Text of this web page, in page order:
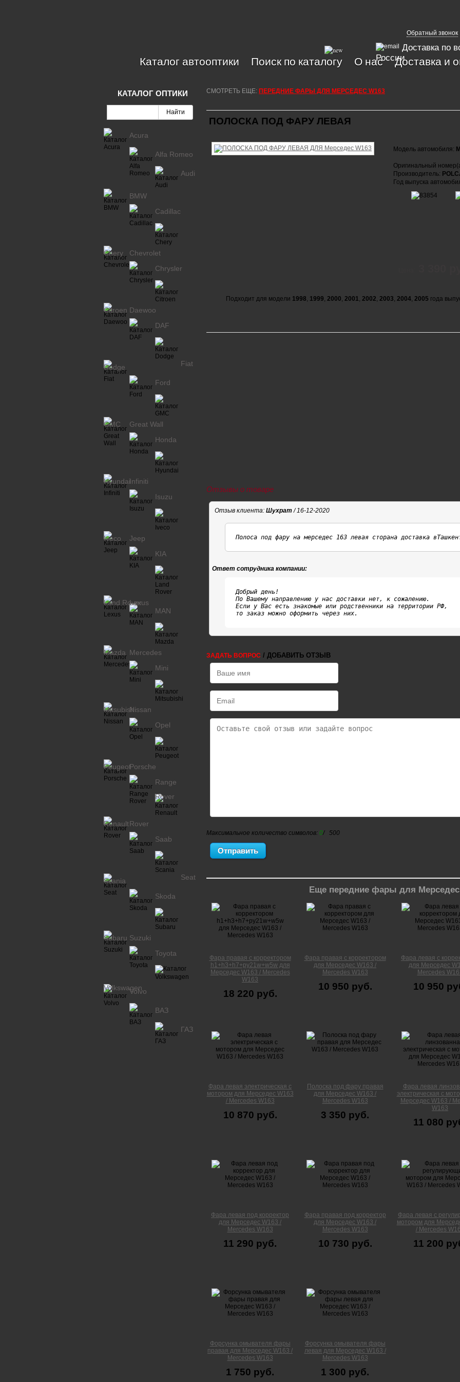
Обратный звонок
Доставка по
России
Каталог автооптики Поиск по каталогу О нас Доставка и
СМОТРЕТЬ ЕЩЕ: ПЕРЕДНИЕ ФАРЫ ДЛЯ МЕРСЕДЕС W163
ПОЛОСКА ПОД ФАРУ ЛЕВАЯ
Модель автомобиля:
Оригинальный
Производитель:
Год выпуска
Подходит для модели 1998, 1999, 2000, 2001, 2002, 2003, 2004, 2005 года
Отзывы о товаре
Отзыв клиента: Шухрат/ 16-12-2020
Полоса под фару на мерседес 163 левая сторана доставка
Ответ сотрудника компании:
Добрый день!
По Вашему направлению у нас доставки нет, к сожалению.
Если у Вас есть знакомые или родственники на территории РФ,
то заказ можно оформить через них.
ЗАДАТЬ ВОПРОС / ДОБАВИТЬ ОТЗЫВ
Максимальное количество символов: 0/ 500
Еще передние фары для Мерседес
Фара правая с корректором
h1+h3+h7+py21w+w5w для
Мерседес W163 / Mercedes
W163
18 220 руб.
Фара правая с корректором
для Мерседес W163 /
Mercedes W163
10 950 руб.
Фара левая с
для Мерседес
Mercedes
10 950
Фара левая электрическая с
мотором для Мерседес W163
/ Mercedes W163
10 870 руб.
Полоска под фару правая
для Мерседес W163 /
Mercedes W163
3 350 руб.
Фара левая
электрическая с
Мерседес W163 /
W163
11 080
Фара левая под корректор
для Мерседес W163 /
Mercedes W163
11 290 руб.
Фара правая под корректор
для Мерседес W163 /
Mercedes W163
10 730 руб.
Фара левая с
мотором для
/ Mercedes
11 200
Форсунка омывателя фары
правая для Мерседес W163 /
Mercedes W163
1 750 руб.
Форсунка омывателя фары
левая для Мерседес W163 /
Mercedes W163
1 300 руб.
КАТАЛОГ ОПТИКИ
Acura
Alfa Romeo
Audi
BMW
Cadillac
Chery
Chevrolet
Chrysler
Citroen Daewoo
DAF
Dodge Fiat
Ford
GMC
Great Wall
Honda
HyundaiInfiniti
Isuzu
Iveco
Jeep
KIA
Land Rover
Lexus
MAN
Mazda Mercedes
Mini
MitsubishiNissan
Opel
PeugeotPorsche
Range
Rover
RenaultRover
Saab
Scania Seat
Skoda
Subaru Suzuki
Toyota
Volkswagen
Volvo
ВАЗ
ГАЗ